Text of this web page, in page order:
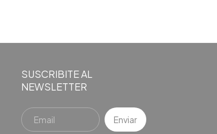
SUSCRIBITE AL
NEWSLETTER